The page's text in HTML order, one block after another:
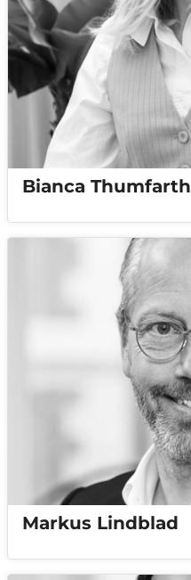
Bianca Thumfarth
Markus Lindblad